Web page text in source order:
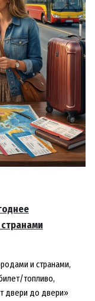
и странами,
топливо,
двери до двери»